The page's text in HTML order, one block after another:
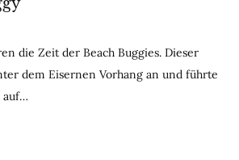
die Zeit der Beach Buggies. Dieser
dem Eisernen Vorhang an und führte
auf…